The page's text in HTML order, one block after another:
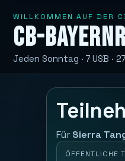
WILLKOMMEN AUF DER
CB-
Jeden Sonntag · 7 USB ·
Für Sierra
ÖFFENTLICHE